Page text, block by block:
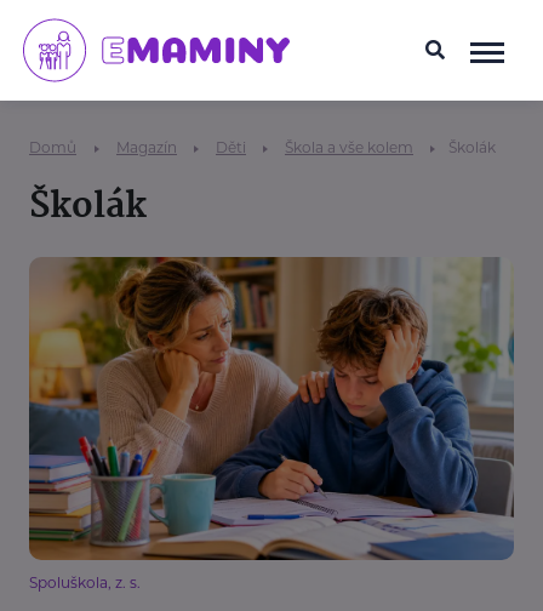
Domů Magazín Děti Škola a vše kolem Školák
Školák
Spoluškola, z. s.